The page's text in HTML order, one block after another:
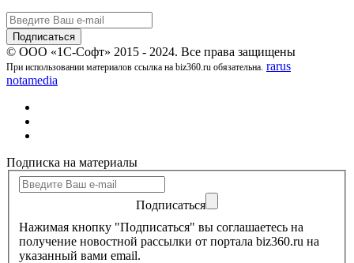
© ООО «1С-Софт» 2015 - 2024. Все права защищены
При использовании материалов ссылка на biz360.ru обязательна. rarus
notamedia
Подписка на материалы
Подписаться
Нажимая кнопку "Подписаться" вы соглашаетесь на
получение новостной рассылки от портала biz360.ru на
указанный вами email.